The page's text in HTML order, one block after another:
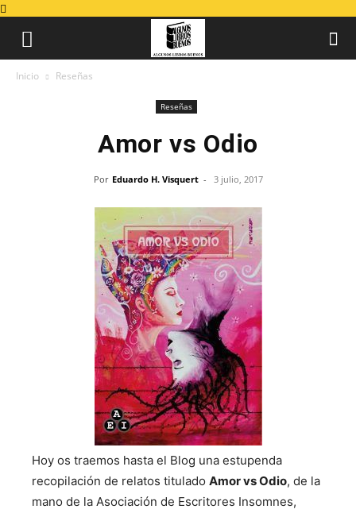
Inicio Reseñas
Reseñas
Amor vs Odio
Por Eduardo H. Visquert - 3 julio, 2017
Hoy os traemos hasta el Blog una estupenda
recopilación de relatos titulado Amor vs Odio, de la
mano de la Asociación de Escritores Insomnes,